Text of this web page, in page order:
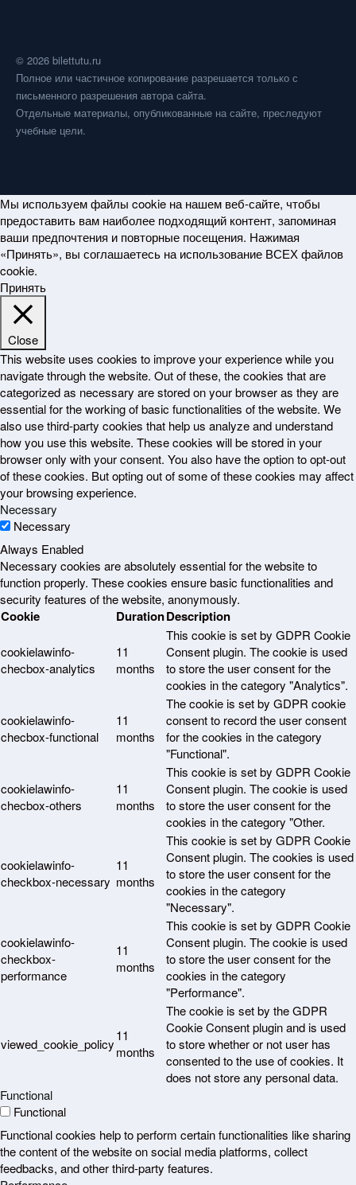
© 2026 bilettutu.ru
Полное или частичное копирование разрешается только с
письменного разрешения автора сайта.
Отдельные материалы, опубликованные на сайте, преследуют
учебные цели.
Мы используем файлы cookie на нашем веб-сайте, чтобы
предоставить вам наиболее подходящий контент, запоминая
ваши предпочтения и повторные посещения. Нажимая
«Принять», вы соглашаетесь на использование ВСЕХ файлов
cookie.
Принять
Close
This website uses cookies to improve your experience while you
navigate through the website. Out of these, the cookies that are
categorized as necessary are stored on your browser as they are
essential for the working of basic functionalities of the website. We
also use third-party cookies that help us analyze and understand
how you use this website. These cookies will be stored in your
browser only with your consent. You also have the option to opt-out
of these cookies. But opting out of some of these cookies may affect
your browsing experience.
Necessary
Necessary
Always Enabled
Necessary cookies are absolutely essential for the website to
function properly. These cookies ensure basic functionalities and
security features of the website, anonymously.
Cookie DurationDescription
cookielawinfo-
checbox-analytics
11
months
This cookie is set by GDPR Cookie
Consent plugin. The cookie is used
to store the user consent for the
cookies in the category "Analytics".
cookielawinfo-
checbox-functional
11
months
The cookie is set by GDPR cookie
consent to record the user consent
for the cookies in the category
"Functional".
cookielawinfo-
checbox-others
11
months
This cookie is set by GDPR Cookie
Consent plugin. The cookie is used
to store the user consent for the
cookies in the category "Other.
cookielawinfo-
checkbox-necessary
11
months
This cookie is set by GDPR Cookie
Consent plugin. The cookies is used
to store the user consent for the
cookies in the category
"Necessary".
cookielawinfo-
checkbox-
performance
11
months
This cookie is set by GDPR Cookie
Consent plugin. The cookie is used
to store the user consent for the
cookies in the category
"Performance".
viewed_cookie_policy
11
months
The cookie is set by the GDPR
Cookie Consent plugin and is used
to store whether or not user has
consented to the use of cookies. It
does not store any personal data.
Functional
Functional
Functional cookies help to perform certain functionalities like sharing
the content of the website on social media platforms, collect
feedbacks, and other third-party features.